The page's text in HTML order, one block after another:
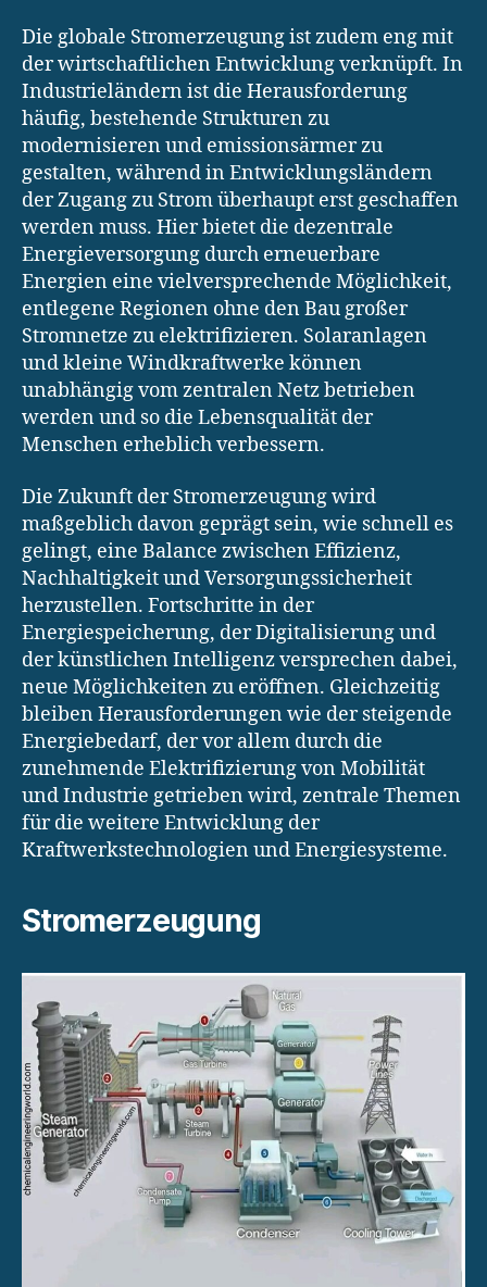
Die globale Stromerzeugung ist zudem eng mit
der wirtschaftlichen Entwicklung verknüpft. In
Industrieländern ist die Herausforderung
häufig, bestehende Strukturen zu
modernisieren und emissionsärmer zu
gestalten, während in Entwicklungsländern
der Zugang zu Strom überhaupt erst geschaffen
werden muss. Hier bietet die dezentrale
Energieversorgung durch erneuerbare
Energien eine vielversprechende Möglichkeit,
entlegene Regionen ohne den Bau großer
Stromnetze zu elektrifizieren. Solaranlagen
und kleine Windkraftwerke können
unabhängig vom zentralen Netz betrieben
werden und so die Lebensqualität der
Menschen erheblich verbessern.
Die Zukunft der Stromerzeugung wird
maßgeblich davon geprägt sein, wie schnell es
gelingt, eine Balance zwischen Effizienz,
Nachhaltigkeit und Versorgungssicherheit
herzustellen. Fortschritte in der
Energiespeicherung, der Digitalisierung und
der künstlichen Intelligenz versprechen dabei,
neue Möglichkeiten zu eröffnen. Gleichzeitig
bleiben Herausforderungen wie der steigende
Energiebedarf, der vor allem durch die
zunehmende Elektrifizierung von Mobilität
und Industrie getrieben wird, zentrale Themen
für die weitere Entwicklung der
Kraftwerkstechnologien und Energiesysteme.
Stromerzeugung